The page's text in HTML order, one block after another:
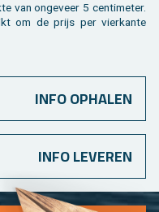
van on­ge­veer 5 cen­ti­me­ter.
om de prijs per vier­kan­te
INFO OPHALEN
INFO LEVEREN